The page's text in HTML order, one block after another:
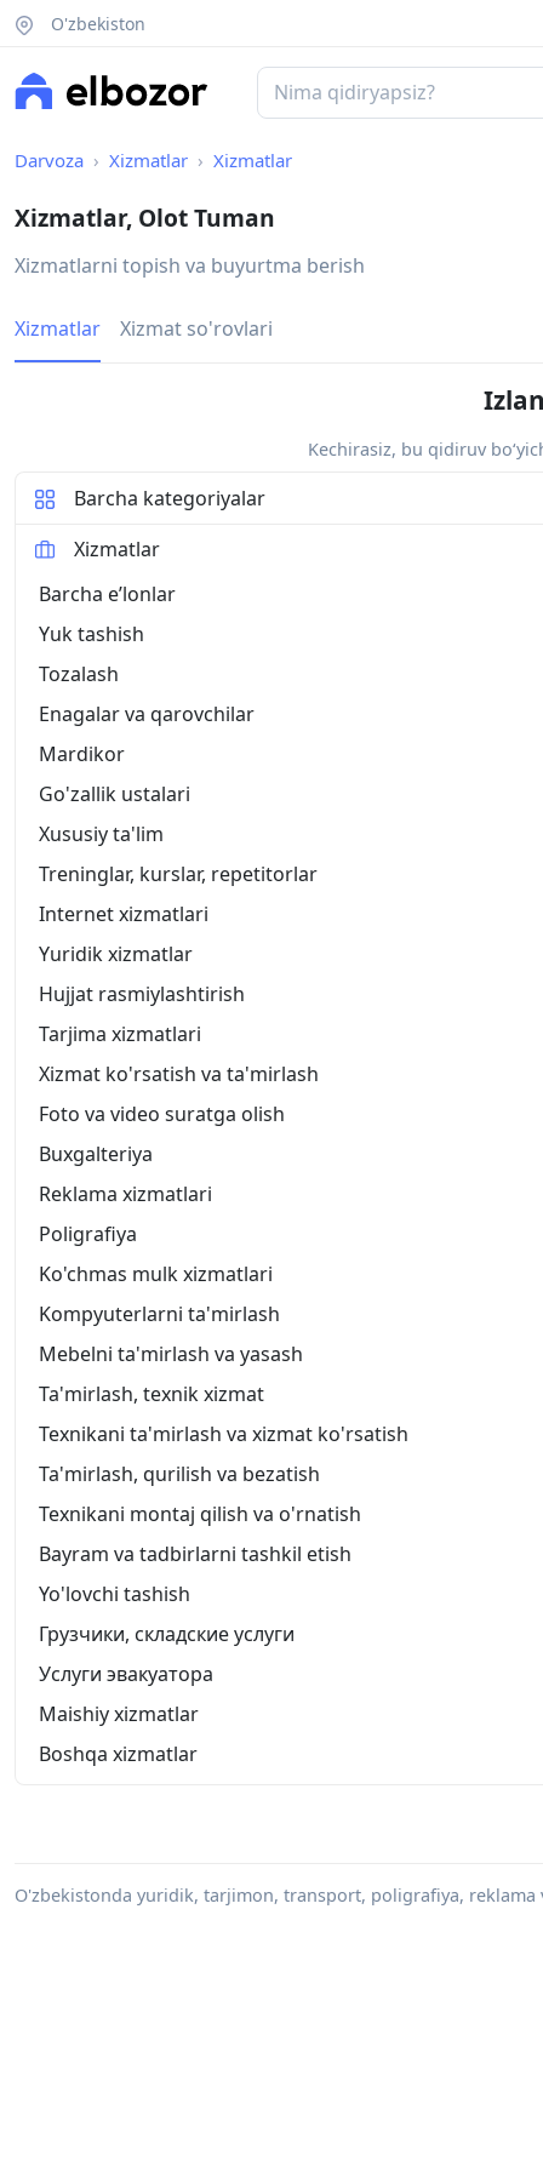
O'zbekiston
Darvoza Xizmatlar Xizmatlar
Xizmatlar, Olot Tuman
Xizmatlarni topish va buyurtma berish
Xizmatlar Xizmat so'rovlari
Kechirasiz, bu qidiruv
Barcha kategoriyalar
Xizmatlar
Barcha eʼlonlar
Yuk tashish
Tozalash
Enagalar va qarovchilar
Mardikor
Go'zallik ustalari
Xususiy ta'lim
Treninglar, kurslar, repetitorlar
Internet xizmatlari
Yuridik xizmatlar
Hujjat rasmiylashtirish
Tarjima xizmatlari
Xizmat ko'rsatish va ta'mirlash
Foto va video suratga olish
Buxgalteriya
Reklama xizmatlari
Poligrafiya
Ko'chmas mulk xizmatlari
Kompyuterlarni ta'mirlash
Mebelni ta'mirlash va yasash
Ta'mirlash, texnik xizmat
Texnikani ta'mirlash va xizmat ko'rsatish
Ta'mirlash, qurilish va bezatish
Texnikani montaj qilish va o'rnatish
Bayram va tadbirlarni tashkil etish
Yo'lovchi tashish
Грузчики, складские услуги
Услуги эвакуатора
Maishiy xizmatlar
Boshqa xizmatlar
O'zbekistonda yuridik, tarjimon, transport, poligrafiya,